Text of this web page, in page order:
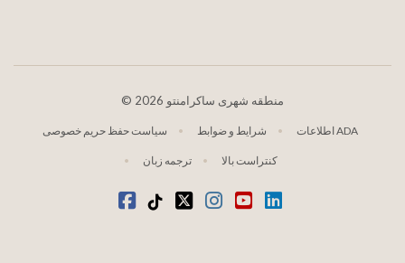
© 2026 منطقه شهری ساکرامنتو
سیاست حفظ حریم خصوصی شرایط و ضوابط اطلاعات ADA
ترجمه زبان کنتراست بالا
فیس بوک
تیک تاک
توییتراینستاگرام
یوتیوبلینکدین